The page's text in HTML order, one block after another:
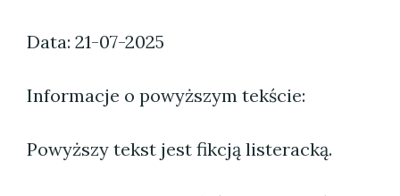
Data: 21-07-2025
Informacje o powyższym tekście:
Powyższy tekst jest fikcją listeracką.